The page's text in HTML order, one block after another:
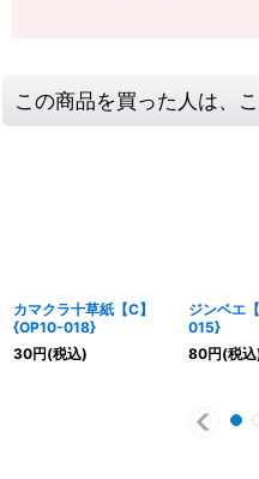
この商品を買った人は、
カマクラ十草紙【C】
{OP10-018}
30円(税込)
ジンベエ
015}
80円(税